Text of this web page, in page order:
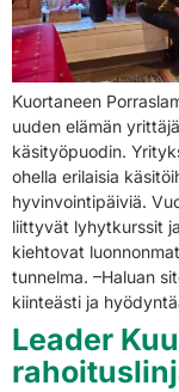
Kuortaneen
uuden elämän
käsityöpuodin.
ohella erilaisia
hyvinvointipäiviä.
liittyvät lyhytkurssit
kiehtovat
tunnelma. –Haluan
kiinteästi ja
Leader